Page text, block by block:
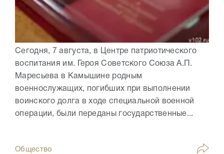
Сегодня, 7 августа, в Центре патриотического
воспитания им. Героя Советского Союза А.П.
Маресьева в Камышине родным
военнослужащих, погибших при выполнении
воинского долга в ходе специальной военной
операции, были переданы государственные...
Общество